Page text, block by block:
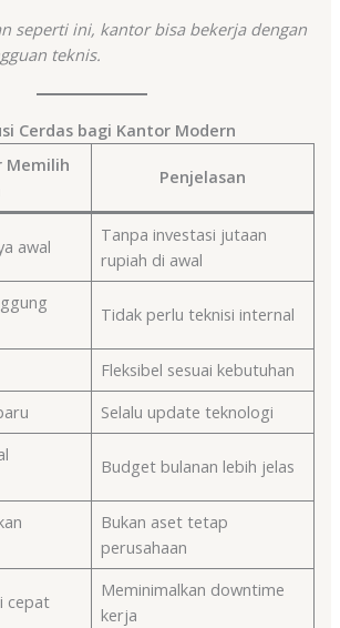
seperti ini, kantor bisa bekerja dengan
teknis.
Cerdas bagi Kantor Modern
Memilih
Penjelasan
awal
Tanpa investasi jutaan
rupiah di awal
Tidak perlu teknisi internal
Fleksibel sesuai kebutuhan
Selalu update teknologi
Budget bulanan lebih jelas
Bukan aset tetap
perusahaan
cepat
Meminimalkan downtime
kerja